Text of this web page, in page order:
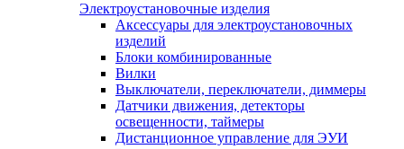
Электроустановочные изделия
Аксессуары для электроустановочных
изделий
Блоки комбинированные
Вилки
Выключатели, переключатели, диммеры
Датчики движения, детекторы
освещенности, таймеры
Дистанционное управление для ЭУИ